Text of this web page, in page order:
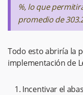
%, lo que
promedio de
Todo esto abriría la
implementación de
Incentivar el